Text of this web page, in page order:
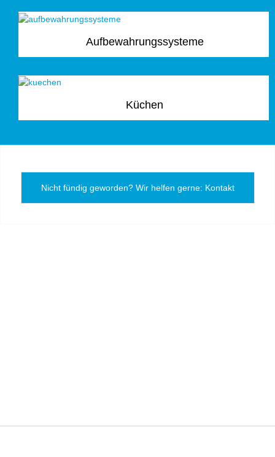
Aufbewahrungssysteme
Küchen
Nicht fündig geworden? Wir helfen gerne: Kontakt